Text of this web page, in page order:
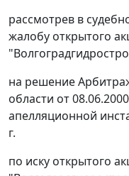
рассмотрев в
жалобу открытого
на решение
области от
апелляционной
г.
по иску открытого